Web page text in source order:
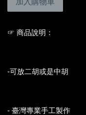
加入購物車
☞ 商品說明：
-可放二胡或是中胡
- 臺灣專業手工製作